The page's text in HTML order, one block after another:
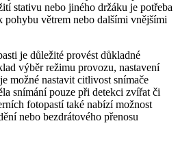
stativu nebo jiného držáku je potřeba
větrem nebo dalšími vnějšími
je důležité provést důkladné
výběr režimu provozu, nastavení
možné nastavit citlivost snímače
snímání pouze při detekci zvířat či
fotopastí také nabízí možnost
nebo bezdrátového přenosu